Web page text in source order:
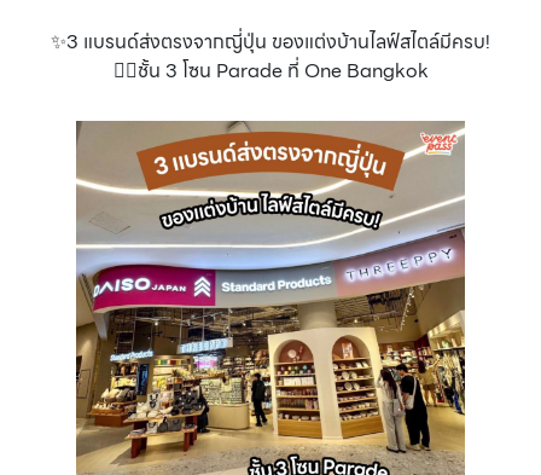
✨3 แบรนด์ส่งตรงจากญี่ปุ่น ของแต่งบ้านไลฟ์สไตล์มีครบ!
👉🏻ชั้น 3 โซน Parade ที่ One Bangkok